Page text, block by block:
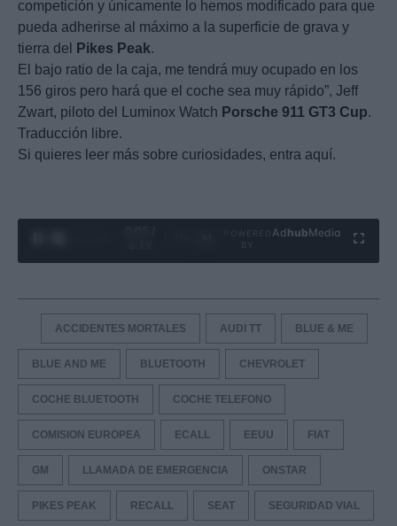
competición y únicamente lo hemos modificado para que
pueda adherirse al máximo a la superficie de grava y
tierra del
Pikes Peak.
El bajo ratio de la caja, me tendrá muy ocupado en los
156 giros pero hará que el coche sea muy rápido”, Jeff
Zwart, piloto del Luminox Watch Porsche 911 GT3 Cup.
Traducción libre.
Si quieres leer más sobre curiosidades, entra aquí.
Ad hubMedia
ACCIDENTES MORTALES AUDI TT BLUE & ME
BLUE AND ME BLUETOOTH CHEVROLET
COCHE BLUETOOTH COCHE TELEFONO
COMISION EUROPEA ECALL EEUU FIAT
GM LLAMADA DE EMERGENCIA ONSTAR
PIKES PEAK RECALL SEAT SEGURIDAD VIAL